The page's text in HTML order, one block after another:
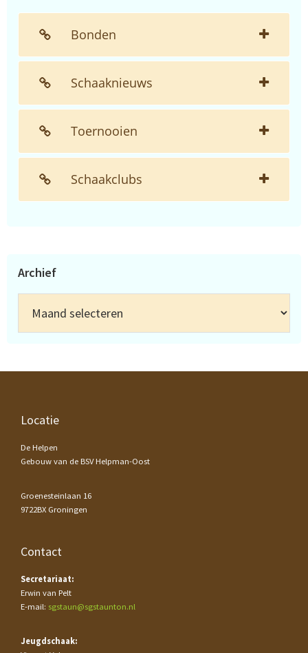
Bonden
Schaaknieuws
Toernooien
Schaakclubs
Archief
Footer
Locatie
De Helpen
Gebouw van de BSV Helpman-Oost
Groenesteinlaan 16
9722BX Groningen
Contact
Secretariaat:
Erwin van Pelt
E-mail: sgstaun@sgstaunton.nl
Jeugdschaak: